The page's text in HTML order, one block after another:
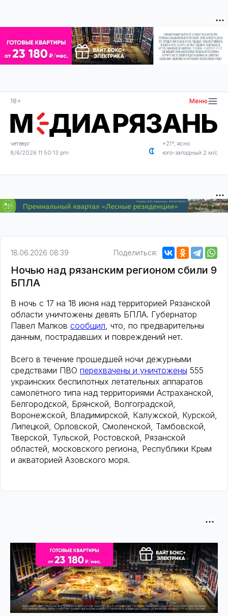
18+ Меню
четверг
8/6/2026 11:50:13 pm
+21°, ясно
юго-западный 2 м/с
18.06.2026 08:39 Поделиться:
Ночью над рязанским регионом сбили 9
БПЛА
В ночь с 17 на 18 июня над территорией Рязанской
области уничтожены девять БПЛА. Губернатор
Павел Малков сообщил, что, по предварительны
данным, пострадавших и повреждений нет.
Всего в течение прошедшей ночи дежурными
средствами ПВО перехвачены и уничтожены 555
украинских беспилотных летательных аппаратов
самолётного типа над территориями Астраханской,
Белгородской, Брянской, Волгоградской,
Воронежской, Владимирской, Калужской, Курской,
Липецкой, Орловской, Смоленской, Тамбовской,
Тверской, Тульской, Ростовской, Рязанской
областей, московского региона, Республики Крым
и акваторией Азовского моря.